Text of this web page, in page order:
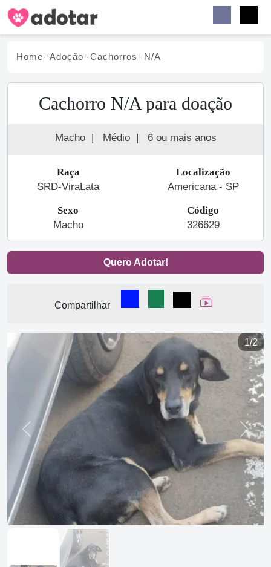
Home Adoção Cachorros N/A
Cachorro N/A para doação
Macho | Médio | 6 ou mais anos
Raça
SRD-ViraLata
Localização
Americana - SP
Sexo
Macho
Código
326629
Quero Adotar!
Compartilhar
Compartilhar no Facebook
Compartilhar no
Compartilhar
Ver Web Story
1/2
Previous Next